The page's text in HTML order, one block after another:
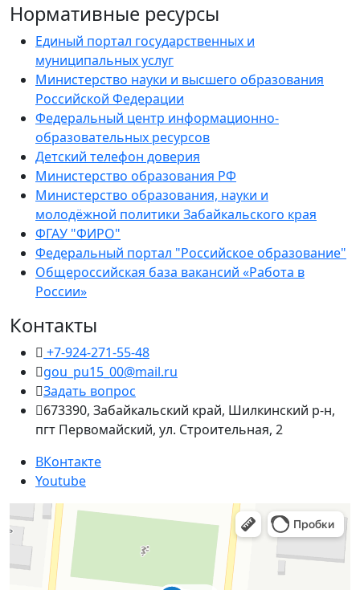
Нормативные ресурсы
Единый портал государственных и
муниципальных услуг
Министерство науки и высшего образования
Российской Федерации
Федеральный центр информационно-
образовательных ресурсов
Детский телефон доверия
Министерство образования РФ
Министерство образования, науки и
молодёжной политики Забайкальского края
ФГАУ "ФИРО"
Федеральный портал "Российское образование"
Общероссийская база вакансий «Работа в
России»
Контакты
+7-924-271-55-48
gou_pu15_00@mail.ru
Задать вопрос
673390, Забайкальский край, Шилкинский р-н,
пгт Первомайский, ул. Строительная, 2
ВКонтакте
Youtube